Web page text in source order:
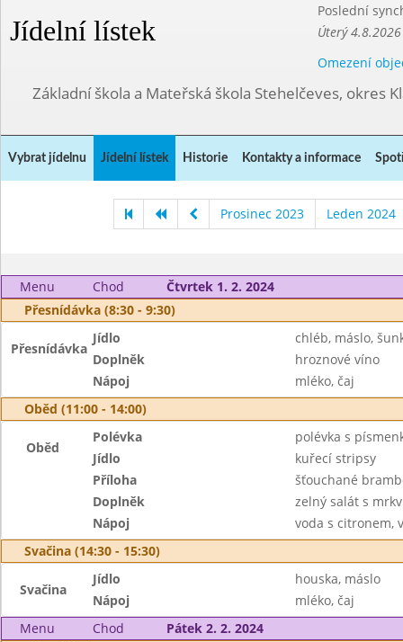
Jídelní lístek
Poslední
Úterý
Omezení
Základní škola a Mateřská škola Stehelčeves, okres
Vybrat jídelnu Jídelní lístek Historie Kontakty a informace
Prosinec 2023 Leden 2024
Menu Chod
Čtvrtek 1. 2. 2024
Přesnídávka (8:30 - 9:30)
Přesnídávka
Jídlo
chléb, máslo,
Doplněk
hroznové víno
Nápoj
mléko, čaj
Oběd (11:00 - 14:00)
Oběd
Polévka
polévka s
Jídlo
kuřecí stripsy
Příloha
šťouchané
Doplněk
zelný salát s
Nápoj
voda s citronem,
Svačina (14:30 - 15:30)
Svačina
Jídlo
houska, máslo
Nápoj
mléko, čaj
Menu
Chod
Pátek 2. 2. 2024